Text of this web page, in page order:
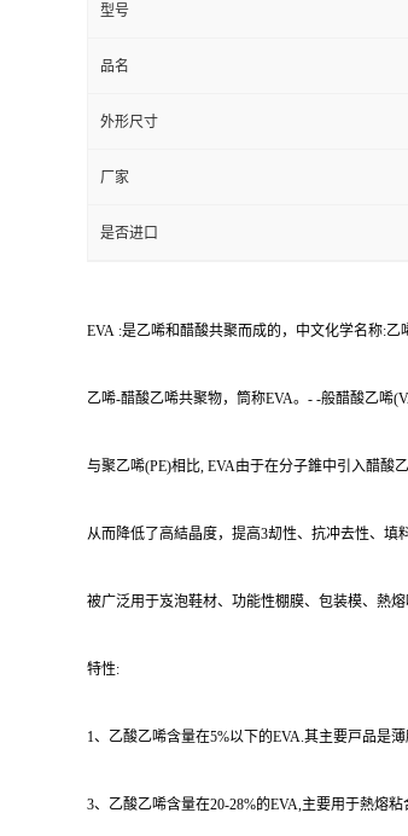
型号
品名
外形尺寸
厂家
是否进口
EVA :是乙唏和醋酸共聚而成的，中文化学名称:乙
乙唏-醋酸乙唏共聚物，筒称EVA。- -般醋酸乙唏
与聚乙唏(PE)相比, EVA由于在分子錐中引入醋酸乙
从而降低了高結晶度，提高3刧性、抗冲去性、填
被广泛用于岌泡鞋材、功能性棚膜、包装模、熱熔
特性:
1、乙酸乙唏含量在5%以下的EVA.其主要戸品是
3、乙酸乙唏含量在20-28%的EVA,主要用于熱熔